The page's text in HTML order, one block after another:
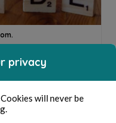
privacy
will never be